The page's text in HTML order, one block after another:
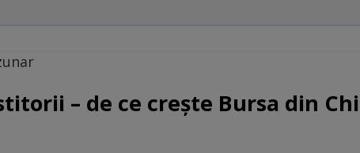
– de ce creşte Bursa din